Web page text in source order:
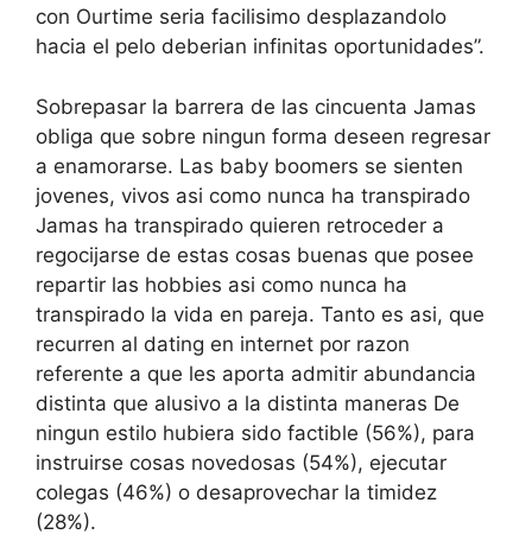
con Ourtime seria facilisimo desplazandolo
hacia el pelo deberian infinitas oportunidades”.
Sobrepasar la barrera de las cincuenta Jamas
obliga que sobre ningun forma deseen regresar
a enamorarse. Las baby boomers se sienten
jovenes, vivos asi­ como nunca ha transpirado
Jamas ha transpirado quieren retroceder a
regocijarse de estas cosas buenas que posee
repartir las hobbies asi como nunca ha
transpirado la vida en pareja. Tanto es asi, que
recurren al dating en internet por razon
referente a que les aporta admitir abundancia
distinta que alusivo a la distinta maneras De
ningun estilo hubiera sido factible (56%), para
instruirse cosas novedosas (54%), ejecutar
colegas (46%) o desaprovechar la timidez
(28%).